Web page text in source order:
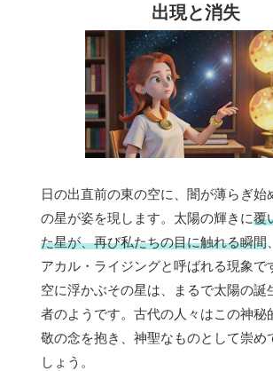
出現と消失
日の出直前の東の空に、闇が薄らぎ始
の星が姿を現します。太陽の輝きに覆
た星が、再び私たちの目に触れる瞬間
アカル・ライジングと呼ばれる現象で
空に浮かぶその星は、まるで太陽の誕
者のようです。古代の人々はこの神秘
敬の念を抱き、神聖なものとして崇め
しょう。